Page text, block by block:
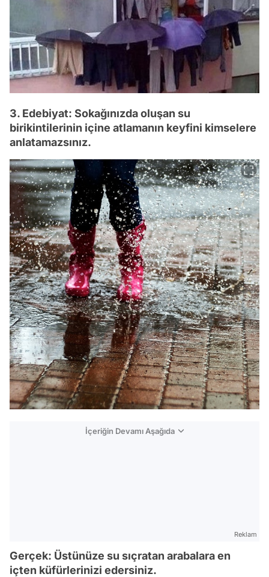
3. Edebiyat: Sokağınızda oluşan su
birikintilerinin içine atlamanın keyfini kimselere
anlatamazsınız.
İçeriğin Devamı Aşağıda
Reklam
Gerçek: Üstünüze su sıçratan arabalara en
içten küfürlerinizi edersiniz.